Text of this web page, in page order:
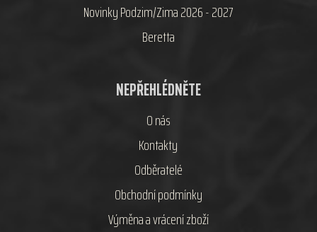
Novinky Podzim/Zima 2026 - 2027
Beretta
NEPŘEHLÉDNĚTE
O nás
Kontakty
Odběratelé
Obchodní podmínky
Výměna a vrácení zboží